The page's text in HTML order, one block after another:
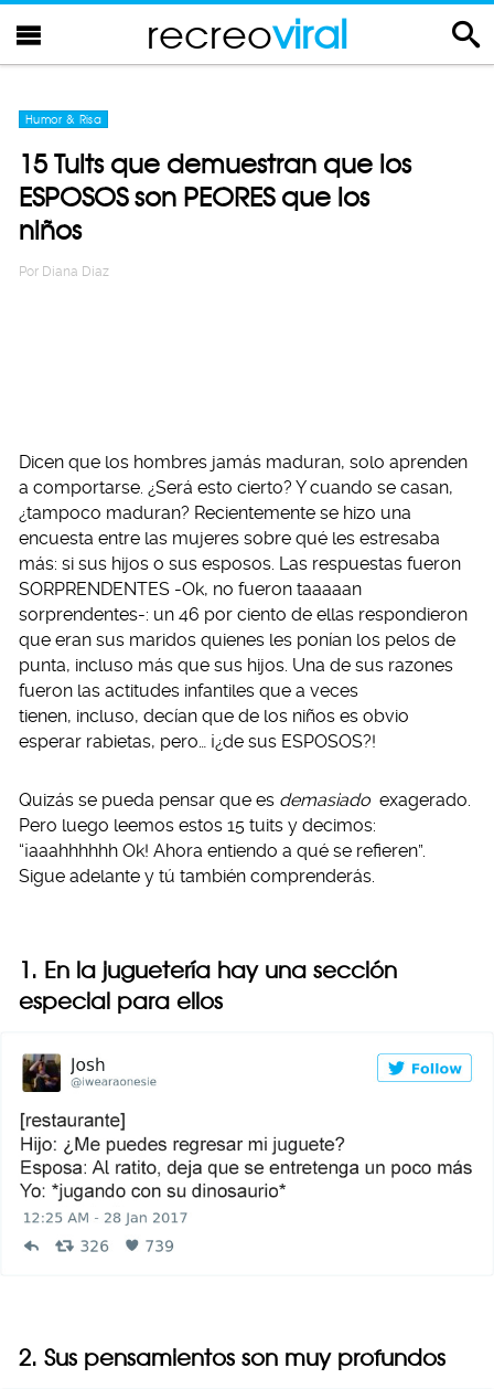
recreoviral
Humor & Risa
15 Tuits que demuestran que los
ESPOSOS son PEORES que los
niños
Por Diana Diaz
Dicen que los hombres jamás maduran, solo aprenden
a comportarse. ¿Será esto cierto? Y cuando se casan,
¿tampoco maduran? Recientemente se hizo una
encuesta entre las mujeres sobre qué les estresaba
más: si sus hijos o sus esposos. Las respuestas fueron
SORPRENDENTES -Ok, no fueron taaaaan
sorprendentes-: un 46 por ciento de ellas respondieron
que eran sus maridos quienes les ponían los pelos de
punta, incluso más que sus hijos. Una de sus razones
fueron las actitudes infantiles que a veces
tienen, incluso, decían que de los niños es obvio
esperar rabietas, pero… ¡¿de sus ESPOSOS?!
Quizás se pueda pensar que es demasiado exagerado.
Pero luego leemos estos 15 tuits y decimos:
“¡aaahhhhhh Ok! Ahora entiendo a qué se refieren”.
Sigue adelante y tú también comprenderás.
1. En la juguetería hay una sección
especial para ellos
2. Sus pensamientos son muy profundos